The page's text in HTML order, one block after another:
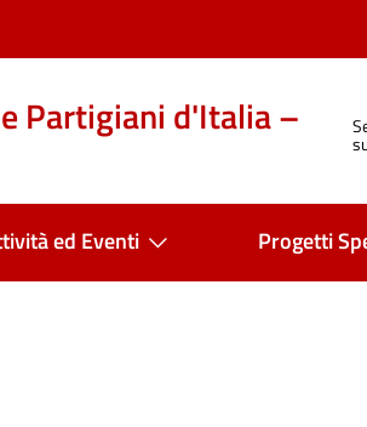
Partigiani d'Italia –
ed Eventi Progetti